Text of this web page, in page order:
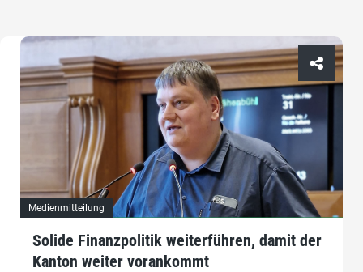
Medienmitteilung
Solide Finanzpolitik weiterführen, damit der
Kanton weiter vorankommt